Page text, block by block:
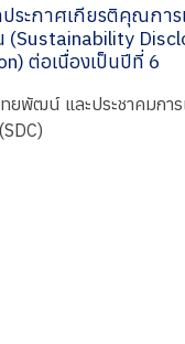
ประกาศเกียรติคุณกา
(Sustainability
ต่อเนื่องเป็นปีที่ 6
ยพัฒน์ และประชาคมการ